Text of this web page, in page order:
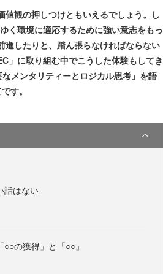
観の押しつけともいえるでしょう。し
く環境に適応するために強い意志をもっ
したりと、踏ん張らなければならない
」に取り組む中でこうした体験もしてき
メンタリティーとロジカル思考」を語
す。
話はない
の獲得」と「○○」